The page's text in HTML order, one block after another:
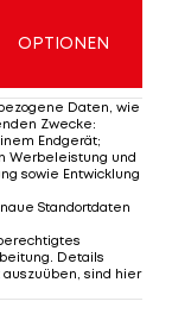
heißt
Kiew. Die
Im Falle
erst ab 22.
23. und
Rückspiel
OPTIONEN
Daten, wie
Zwecke:
Endgerät;
Werbeleistung und
sowie Entwicklung
Standortdaten
Details
sind hier